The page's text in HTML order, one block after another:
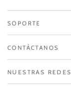
SOPORTE
CONTÁCTANOS
NUESTRAS REDES